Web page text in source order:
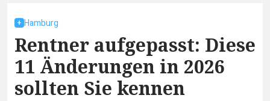
Hamburg
Rentner aufgepasst: Diese
11 Änderungen in 2026
sollten Sie kennen